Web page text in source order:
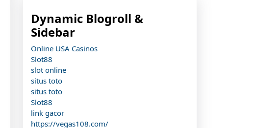
Dynamic Blogroll &
Sidebar
Online USA Casinos
Slot88
slot online
situs toto
situs toto
Slot88
link gacor
https://vegas108.com/